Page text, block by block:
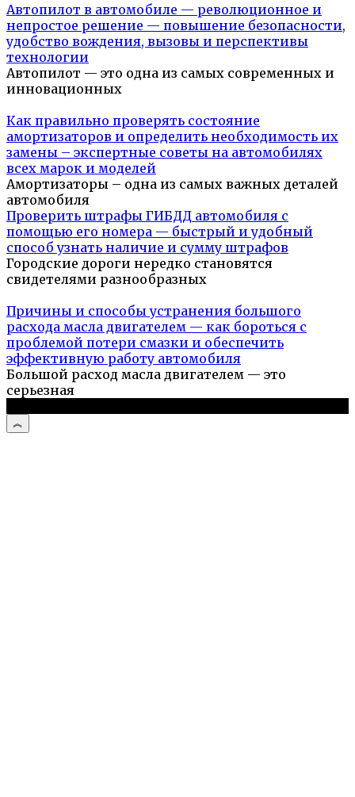
Автопилот в автомобиле — революционное и
непростое решение — повышение безопасности,
удобство вождения, вызовы и перспективы
технологии
Автопилот — это одна из самых современных и
инновационных
Как правильно проверять состояние
амортизаторов и определить необходимость их
замены – экспертные советы на автомобилях
всех марок и моделей
Амортизаторы – одна из самых важных деталей
автомобиля
Проверить штрафы ГИБДД автомобиля с
помощью его номера — быстрый и удобный
способ узнать наличие и сумму штрафов
Городские дороги нередко становятся
свидетелями разнообразных
Причины и способы устранения большого
расхода масла двигателем — как бороться с
проблемой потери смазки и обеспечить
эффективную работу автомобиля
Большой расход масла двигателем — это
серьезная